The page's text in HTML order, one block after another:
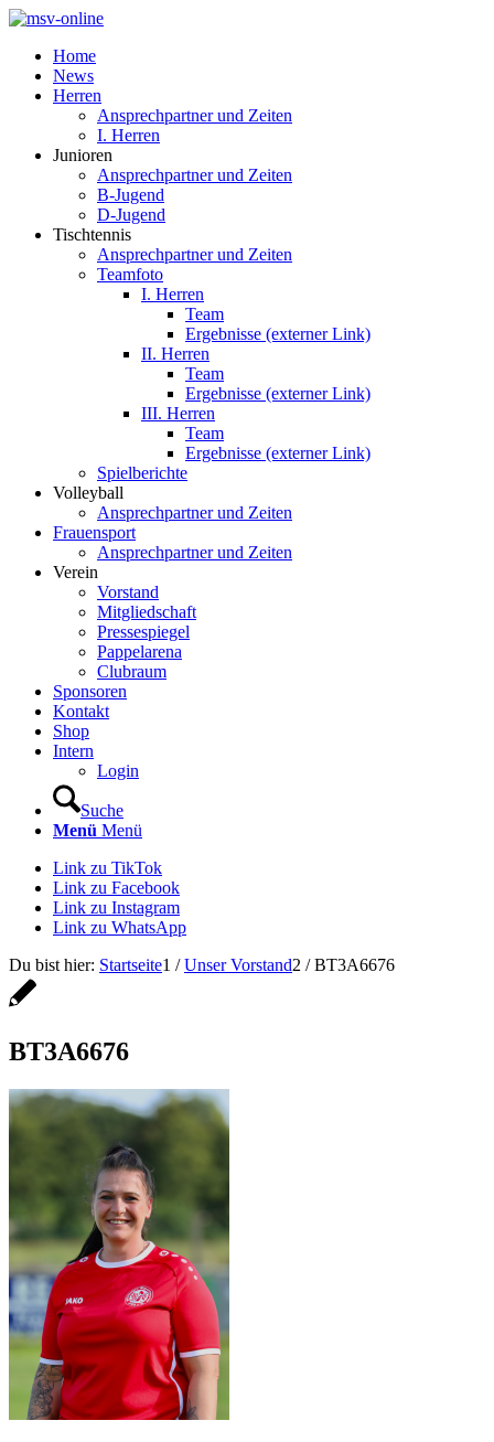
Home
News
Herren
Ansprechpartner und Zeiten
I. Herren
Junioren
Ansprechpartner und Zeiten
B-Jugend
D-Jugend
Tischtennis
Ansprechpartner und Zeiten
Teamfoto
I. Herren
Team
Ergebnisse (externer Link)
II. Herren
Team
Ergebnisse (externer Link)
III. Herren
Team
Ergebnisse (externer Link)
Spielberichte
Volleyball
Ansprechpartner und Zeiten
Frauensport
Ansprechpartner und Zeiten
Verein
Vorstand
Mitgliedschaft
Pressespiegel
Pappelarena
Clubraum
Sponsoren
Kontakt
Shop
Intern
Login
Suche
Menü Menü
Link zu TikTok
Link zu Facebook
Link zu Instagram
Link zu WhatsApp
Du bist hier: Startseite1 / Unser Vorstand2 / BT3A6676
BT3A6676